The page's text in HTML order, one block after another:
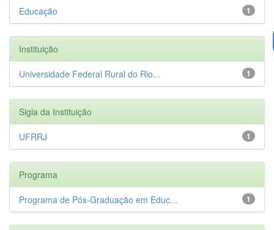
1
Educação
Instituição
1
Universidade Federal Rural do Rio...
Sigla da Instituição
1
UFRRJ
Programa
1
Programa de Pós-Graduação em Educ...